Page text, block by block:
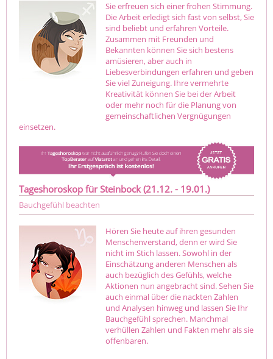
Sie erfreuen sich einer frohen Stimmung.
Die Arbeit erledigt sich fast von selbst, Sie
sind beliebt und erfahren Vorteile.
Zusammen mit Freunden und
Bekannten können Sie sich bestens
amüsieren, aber auch in
Liebesverbindungen erfahren und geben
Sie viel Zuneigung. Ihre vermehrte
Kreativität können Sie bei der Arbeit
oder mehr noch für die Planung von
gemeinschaftlichen Vergnügungen
einsetzen.
Tageshoroskop für Steinbock (21.12. - 19.01.)
Bauchgefühl beachten
Hören Sie heute auf ihren gesunden
Menschenverstand, denn er wird Sie
nicht im Stich lassen. Sowohl in der
Einschätzung anderen Menschen als
auch bezüglich des Gefühls, welche
Aktionen nun angebracht sind. Sehen Sie
auch einmal über die nackten Zahlen
und Analysen hinweg und lassen Sie Ihr
Bauchgefühl sprechen. Manchmal
verhüllen Zahlen und Fakten mehr als sie
offenbaren.